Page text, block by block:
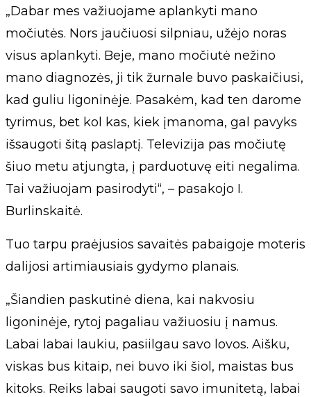
„Dabar mes važiuojame aplankyti mano
močiutės. Nors jaučiuosi silpniau, užėjo noras
visus aplankyti. Beje, mano močiutė nežino
mano diagnozės, ji tik žurnale buvo paskaičiusi,
kad guliu ligoninėje. Pasakėm, kad ten darome
tyrimus, bet kol kas, kiek įmanoma, gal pavyks
išsaugoti šitą paslaptį. Televizija pas močiutę
šiuo metu atjungta, į parduotuvę eiti negalima.
Tai važiuojam pasirodyti“, – pasakojo I.
Burlinskaitė.
Tuo tarpu praėjusios savaitės pabaigoje moteris
dalijosi artimiausiais gydymo planais.
„Šiandien paskutinė diena, kai nakvosiu
ligoninėje, rytoj pagaliau važiuosiu į namus.
Labai labai laukiu, pasiilgau savo lovos. Aišku,
viskas bus kitaip, nei buvo iki šiol, maistas bus
kitoks. Reiks labai saugoti savo imunitetą, labai